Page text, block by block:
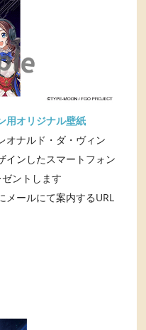
用オリジナル壁紙
オナルド・ダ・ヴィン
インしたスマートフォン
ントします
メールにて案内するURL